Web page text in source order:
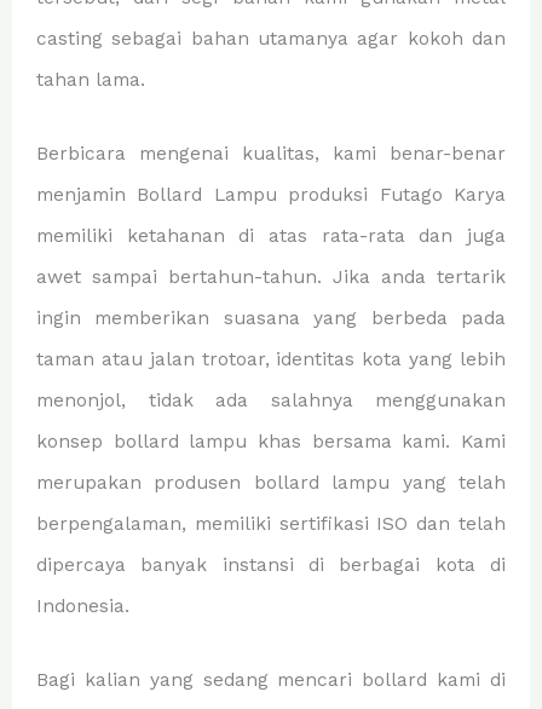
casting sebagai bahan utamanya agar kokoh dan
tahan lama.
Berbicara mengenai kualitas, kami benar-benar
menjamin Bollard Lampu produksi Futago Karya
memiliki ketahanan di atas rata-rata dan juga
awet sampai bertahun-tahun. Jika anda tertarik
ingin memberikan suasana yang berbeda pada
taman atau jalan trotoar, identitas kota yang lebih
menonjol, tidak ada salahnya menggunakan
konsep bollard lampu khas bersama kami. Kami
merupakan produsen bollard lampu yang telah
berpengalaman, memiliki sertifikasi ISO dan telah
dipercaya banyak instansi di berbagai kota di
Indonesia.
Bagi kalian yang sedang mencari bollard kami di